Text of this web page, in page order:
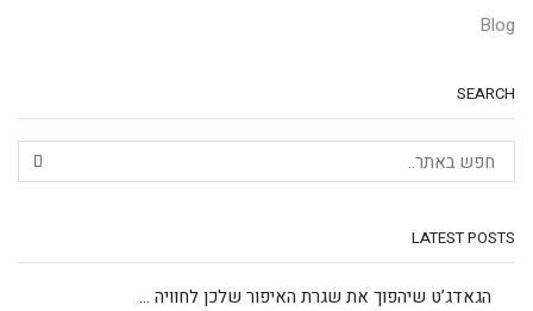
Blog
SEARCH
LATEST POSTS
הגאדג’ט שיהפוך את שגרת האיפור שלכן לחוויה ...